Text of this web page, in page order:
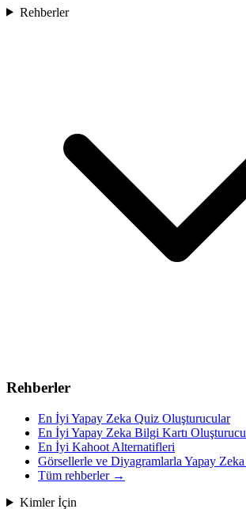
Rehberler
Rehberler
En İyi Yapay Zeka Quiz Oluşturucular
En İyi Yapay Zeka Bilgi Kartı
En İyi Kahoot Alternatifleri
Görsellerle ve Diyagramlarla Yapay
Tüm rehberler→
Kimler İçin